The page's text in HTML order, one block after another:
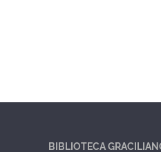
BIBLIOTECA